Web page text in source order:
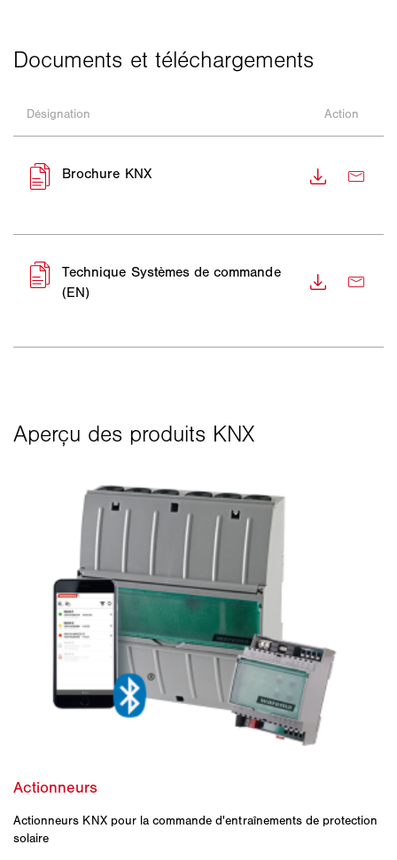
Actionneurs KNX pour la commande d'entraînements de protection
solaire